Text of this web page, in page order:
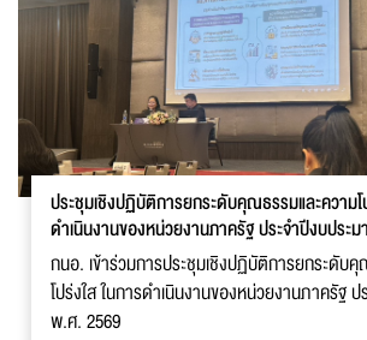
ประชุมเชิงปฏิบัติการยกระดับคุณธรรมและความโ
ดำเนินงานของหน่วยงานภาครัฐ ประจำปีงบปร
กนอ. เข้าร่วมการประชุมเชิงปฏิบัติการยกระดับ
โปร่งใส ในการดำเนินงานของหน่วยงานภาครัฐ
พ.ศ. 2569